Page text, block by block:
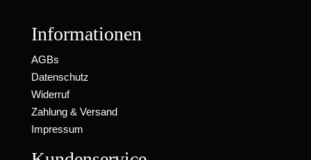
Informationen
AGBs
Datenschutz
Widerruf
Zahlung & Versand
Impressum